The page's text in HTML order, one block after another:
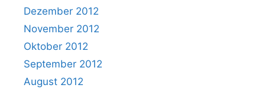
Dezember 2012
November 2012
Oktober 2012
September 2012
August 2012